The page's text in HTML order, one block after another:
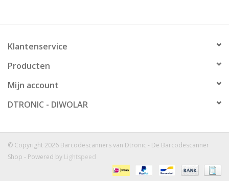
Klantenservice
Producten
Mijn account
DTRONIC - DIWOLAR
© Copyright 2026 Barcodescanners van Dtronic - De Barcodescanner
Shop - Powered by Lightspeed